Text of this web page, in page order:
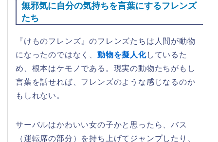
無邪気に自分の気持ちを言葉にするフレンズ
たち
『けものフレンズ』のフレンズたちは人間が動物
になったのではなく、 動物を擬人化しているた
め、根本はケモノである。現実の動物たちがもし
言葉を話せれば、フレンズのような感じなるのか
もしれない。
サーバルはかわいい女の子かと思ったら、バス
（運転席の部分）を持ち上げてジャンプしたり、